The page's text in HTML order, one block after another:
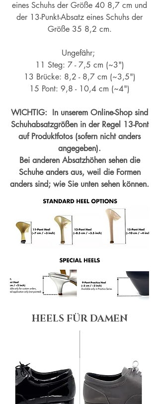
eines Schuhs der Größe 40 8,7 cm und
der 13-Punkt-Absatz eines Schuhs der
Größe 35 8,2 cm.
Ungefähr;
11 Steg: 7 - 7,5 cm (~3")
13 Brücke: 8,2 - 8,7 cm (~3,5")
15 Pont: 9,8 - 10,4 cm (~4")
WICHTIG: In unserem Online-Shop sind
Schuhabsatzgrößen in der Regel 13-Pont
auf Produktfotos (sofern nicht anders
angegeben).
Bei anderen Absatzhöhen sehen die
Schuhe anders aus, weil die Formen
anders sind; wie Sie unten sehen können.
HEELS FÜR DAMEN